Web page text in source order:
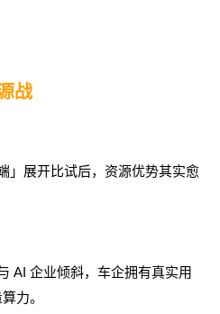
战
」展开比试后，资源优势其实愈
AI 企业倾斜，车企拥有真实用
力。